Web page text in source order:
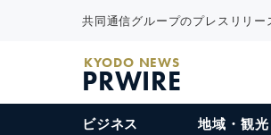
共同通信グループのプレスリリー
KYODO NEWS
PRWIRE
ビジネス 地域・観光